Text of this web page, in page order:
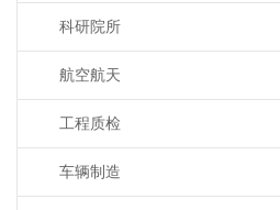
科研院所
航空航天
工程质检
车辆制造